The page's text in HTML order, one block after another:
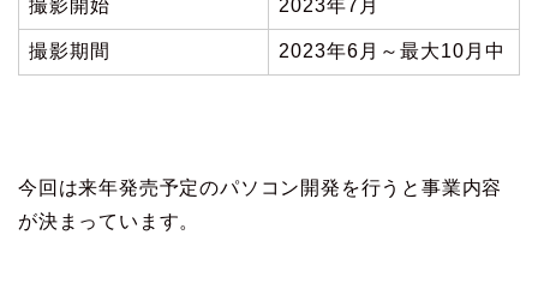
撮影開始 2023年7月
撮影期間 2023年6月～最大10月中
今回は来年発売予定のパソコン開発を行うと事業内容
が決まっています。